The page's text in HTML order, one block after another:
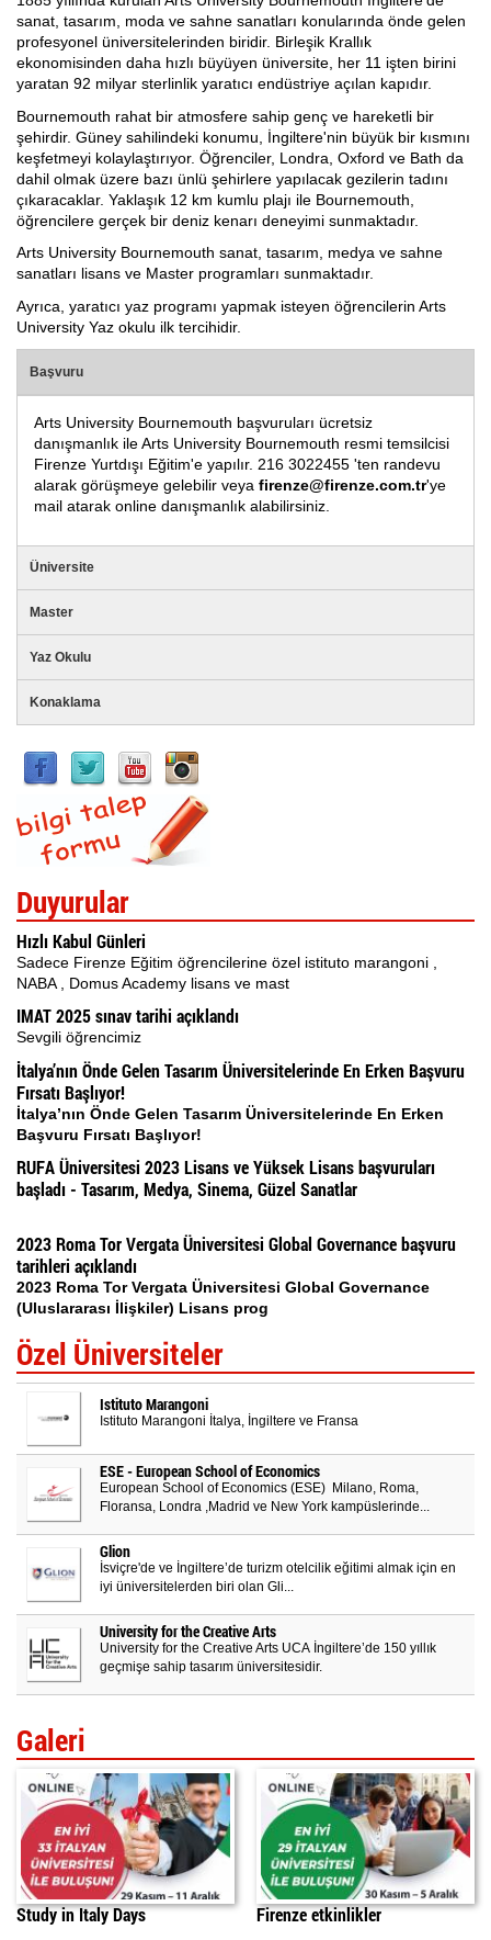
İspanyolca Kursu
Burs Yarışmaları
İtalyan Devlet Üniversiteleri
İtalyan Üniversitelerine Hazırlık
Dil Okulları
Yaz Okulu
Gurur Tablomuz
İletişim
sanat, tasarım, moda ve sahne sanatları konularında önde gelen
profesyonel üniversitelerinden biridir. Birleşik Krallık
ekonomisinden daha hızlı büyüyen üniversite, her 11 işten birini
yaratan 92 milyar sterlinlik yaratıcı endüstriye açılan kapıdır.
Bournemouth rahat bir atmosfere sahip genç ve hareketli bir
şehirdir. Güney sahilindeki konumu, İngiltere'nin büyük bir kısmını
keşfetmeyi kolaylaştırıyor. Öğrenciler, Londra, Oxford ve Bath da
dahil olmak üzere bazı ünlü şehirlere yapılacak gezilerin tadını
çıkaracaklar. Yaklaşık 12 km kumlu plajı ile Bournemouth,
öğrencilere gerçek bir deniz kenarı deneyimi sunmaktadır.
Arts University Bournemouth sanat, tasarım, medya ve sahne
sanatları lisans ve Master programları sunmaktadır.
Ayrıca, yaratıcı yaz programı yapmak isteyen öğrencilerin Arts
University Yaz okulu ilk tercihidir.
Başvuru
Arts University Bournemouth başvuruları ücretsiz
danışmanlık ile Arts University Bournemouth resmi temsilcisi
Firenze Yurtdışı Eğitim'e yapılır. 216 3022455 'ten randevu
alarak görüşmeye gelebilir veya firenze@firenze.com.tr'ye
mail atarak online danışmanlık alabilirsiniz.
Üniversite
Master
Yaz Okulu
Konaklama
Duyurular
Hızlı Kabul Günleri
Sadece Firenze Eğitim öğrencilerine özel istituto marangoni ,
NABA , Domus Academy lisans ve mast
IMAT 2025 sınav tarihi açıklandı
Sevgili öğrencimiz
İtalya’nın Önde Gelen Tasarım Üniversitelerinde En Erken Başvuru
Fırsatı Başlıyor!
İtalya’nın Önde Gelen Tasarım Üniversitelerinde En Erken
Başvuru Fırsatı Başlıyor!
RUFA Üniversitesi 2023 Lisans ve Yüksek Lisans başvuruları
başladı - Tasarım, Medya, Sinema, Güzel Sanatlar
2023 Roma Tor Vergata Üniversitesi Global Governance başvuru
tarihleri açıklandı
2023 Roma Tor Vergata Üniversitesi Global Governance
(Uluslararası İlişkiler) Lisans prog
Özel Üniversiteler
Istituto Marangoni
Istituto Marangoni İtalya, İngiltere ve Fransa
ESE - European School of Economics
European School of Economics (ESE) Milano, Roma,
Floransa, Londra ,Madrid ve New York kampüslerinde...
Glion
İsviçre'de ve İngiltere’de turizm otelcilik eğitimi almak için en
iyi üniversitelerden biri olan Gli...
University for the Creative Arts
University for the Creative Arts UCA İngiltere’de 150 yıllık
geçmişe sahip tasarım üniversitesidir.
Galeri
Study in Italy Days Firenze etkinlikler